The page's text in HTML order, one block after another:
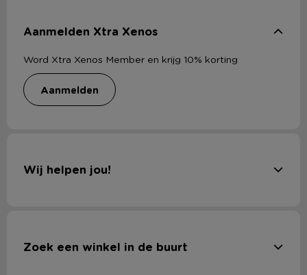
Aanmelden Xtra Xenos
Word Xtra Xenos Member en krijg 10% korting
aanmelden
Wij helpen jou!
Zoek een winkel in de buurt